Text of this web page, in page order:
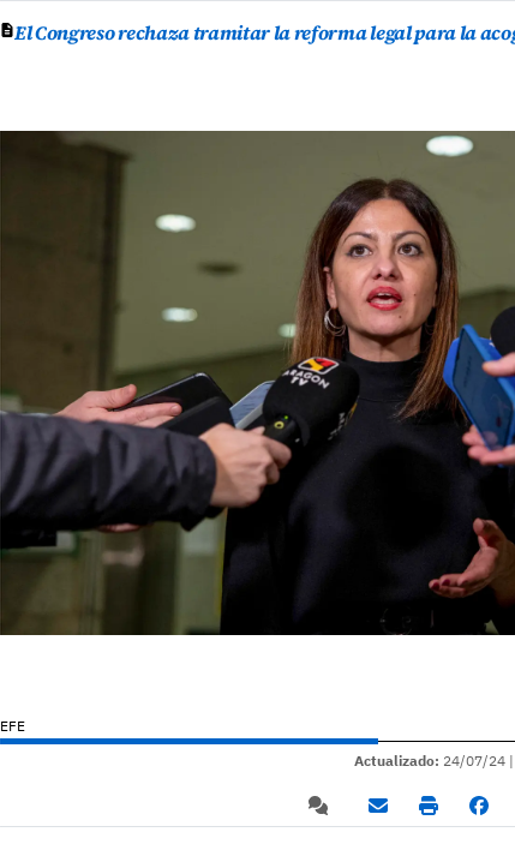
El Congreso rechaza tramitar la reforma legal para la
EFE
Actualizado: 24/07/24 |